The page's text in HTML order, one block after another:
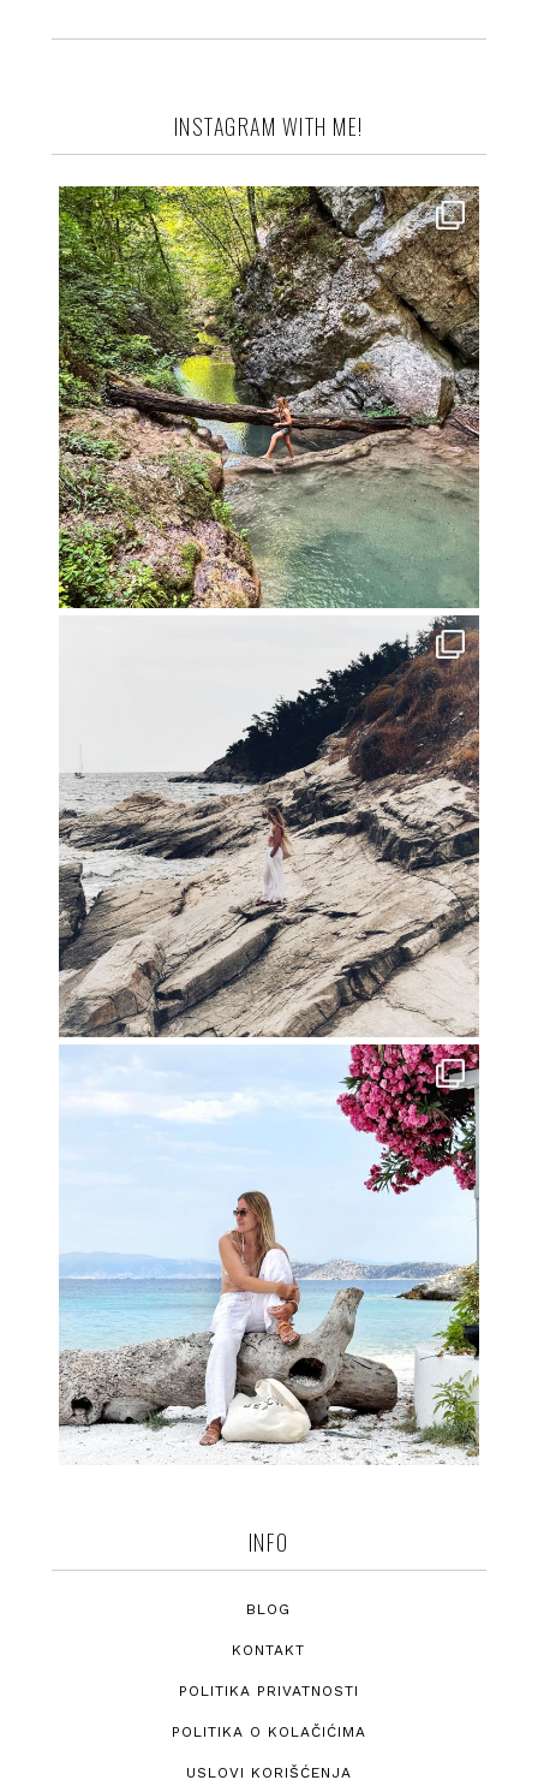
INSTAGRAM WITH ME!
INFO
BLOG
KONTAKT
POLITIKA PRIVATNOSTI
POLITIKA O KOLAČIĆIMA
USLOVI KORIŠĆENJA